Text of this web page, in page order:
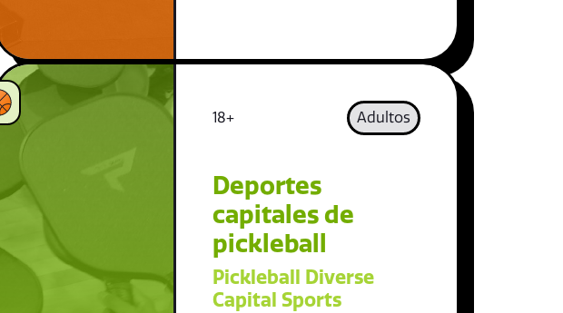
18+ Adultos
Deportes
capitales de
pickleball
Pickleball Diverse
Capital Sports